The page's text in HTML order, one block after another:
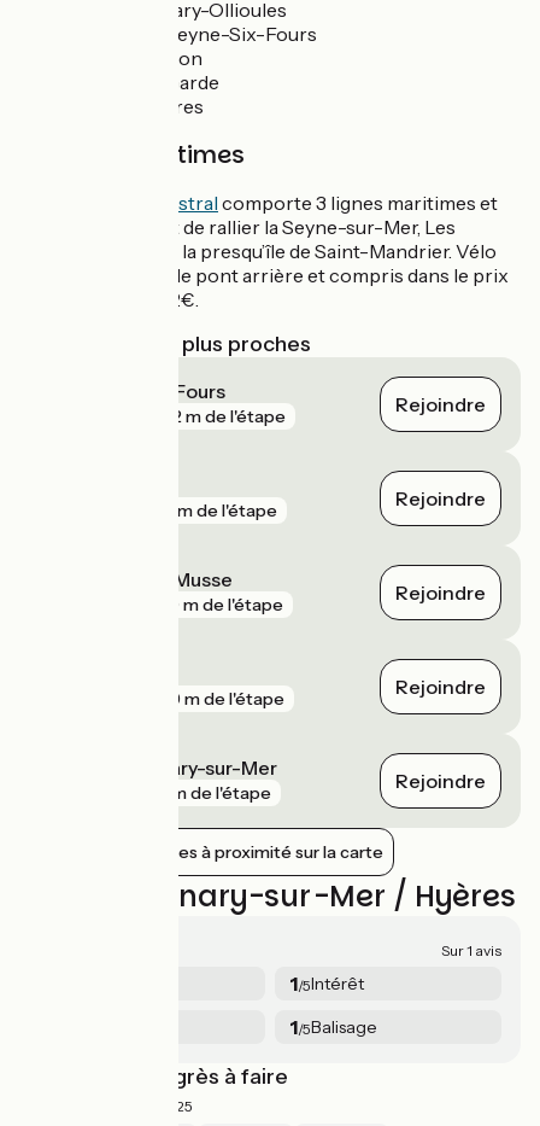
Gare de Sanary-Ollioules
Gare de La Seyne-Six-Fours
Gare de Toulon
Gare de La Garde
Gare de Hyères
Liaisons maritimes
réseau Mistral comporte 3 lignes maritimes et
vous permet de rallier la Seyne-sur-Mer, Les
Sablettes ou la presqu’île de Saint-Mandrier. Vélo
accepté sur le pont arrière et compris dans le prix
du trajet de 2€.
Gares SNCF les plus proches
La Seyne - Six-Fours
402 m de l'étape Rejoindre
515 m de l'étape Rejoindre
Toulon Sainte-Musse
530 m de l'étape Rejoindre
899 m de l'étape Rejoindre
Ollioules - Sanary-sur-Mer
2 km de l'étape Rejoindre
Afficher les gares à proximité sur la carte
Avis sur Sanary-sur-Mer / Hyères
Sur 1 avis
1/5Intérêt
1/5Balisage
Encore des progrès à faire
Juillet 2025